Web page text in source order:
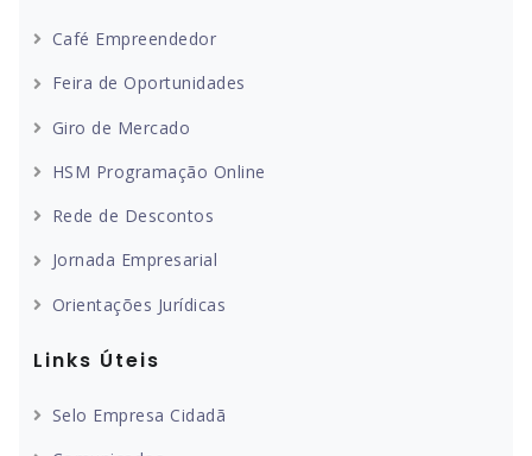
Café Empreendedor
Feira de Oportunidades
Giro de Mercado
HSM Programação Online
Rede de Descontos
Jornada Empresarial
Orientações Jurídicas
Links Úteis
Selo Empresa Cidadã